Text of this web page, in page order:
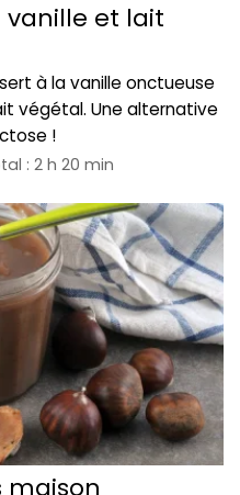
vanille et lait
à la vanille onctueuse
végétal. Une alternative
!
: 2 h 20 min